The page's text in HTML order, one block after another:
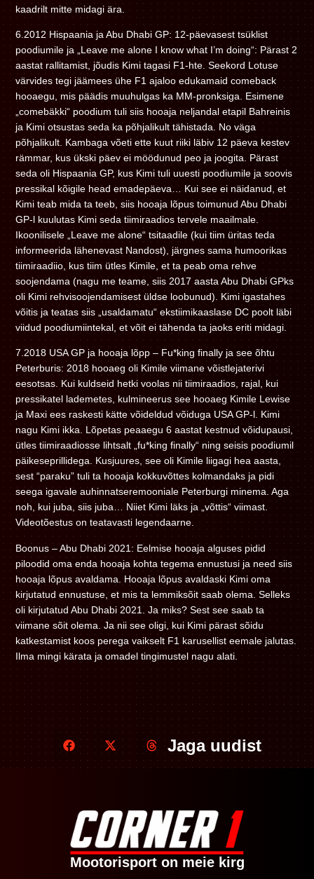
kaadrilt mitte midagi ära.
6.2012 Hispaania ja Abu Dhabi GP: 12-päevasest tsüklist
poodiumile ja „Leave me alone I know what I’m doing“: Pärast 2
aastat rallitamist, jõudis Kimi tagasi F1-hte. Seekord Lotuse
värvides tegi jäämees ühe F1 ajaloo edukamaid comeback
hooaegu, mis päädis muuhulgas ka MM-pronksiga. Esimene
„comebäkki“ poodium tuli siis hooaja neljandal etapil Bahreinis
ja Kimi otsustas seda ka põhjalikult tähistada. No väga
põhjalikult. Kambaga võeti ette kuut riiki läbiv 12 päeva kestev
rämmar, kus ükski päev ei möödunud peo ja joogita. Pärast
seda oli Hispaania GP, kus Kimi tuli uuesti poodiumile ja soovis
pressikal kõigile head emadepäeva… Kui see ei näidanud, et
Kimi teab mida ta teeb, siis hooaja lõpus toimunud Abu Dhabi
GP-l kuulutas Kimi seda tiimiraadios tervele maailmale.
Ikoonilisele „Leave me alone“ tsitaadile (kui tiim üritas teda
informeerida lähenevast Nandost), järgnes sama humoorikas
tiimiraadiio, kus tiim ütles Kimile, et ta peab oma rehve
soojendama (nagu me teame, siis 2017 aasta Abu Dhabi GPks
oli Kimi rehvisoojendamisest üldse loobunud). Kimi igastahes
võitis ja teatas siis „usaldamatu“ ekstiimikaaslase DC poolt läbi
viidud poodiumiintekal, et võit ei tähenda ta jaoks eriti midagi.
7.2018 USA GP ja hooaja lõpp – Fu*king finally ja see õhtu
Peterburis: 2018 hooaeg oli Kimile viimane võistlejaterivi
eesotsas. Kui kuldseid hetki voolas nii tiimiraadios, rajal, kui
pressikatel lademetes, kulmineerus see hooaeg Kimile Lewise
ja Maxi ees raskesti kätte võideldud võiduga USA GP-l. Kimi
nagu Kimi ikka. Lõpetas peaaegu 6 aastat kestnud võidupausi,
ütles tiimiraadiosse lihtsalt „fu*king finally“ ning seisis poodiumil
päikeseprillidega. Kusjuures, see oli Kimile liigagi hea aasta,
sest “paraku” tuli ta hooaja kokkuvõttes kolmandaks ja pidi
seega igavale auhinnatseremooniale Peterburgi minema. Aga
noh, kui juba, siis juba… Niiet Kimi läks ja „võttis“ viimast.
Videotõestus on teatavasti legendaarne.
Boonus – Abu Dhabi 2021: Eelmise hooaja alguses pidid
piloodid oma enda hooaja kohta tegema ennustusi ja need siis
hooaja lõpus avaldama. Hooaja lõpus avaldaski Kimi oma
kirjutatud ennustuse, et mis ta lemmiksõit saab olema. Selleks
oli kirjutatud Abu Dhabi 2021. Ja miks? Sest see saab ta
viimane sõit olema. Ja nii see oligi, kui Kimi pärast sõidu
katkestamist koos perega vaikselt F1 karusellist eemale jalutas.
Ilma mingi kärata ja omadel tingimustel nagu alati.
Jaga uudist
Mootorisport on meie kirg